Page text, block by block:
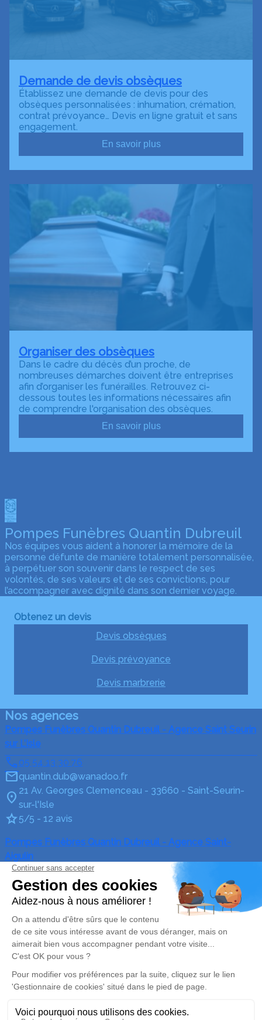
Demande de devis obsèques
Établissez une demande de devis pour des
obsèques personnalisées : inhumation, crémation,
contrat prévoyance… Devis en ligne gratuit et sans
engagement.
En savoir plus
Organiser des obsèques
Dans le cadre du décès d’un proche, de
nombreuses démarches doivent être entreprises
afin d’organiser les funérailles. Retrouvez ci-
dessous toutes les informations nécessaires afin
de comprendre l'organisation des obsèques.
En savoir plus
Pompes Funèbres Quantin Dubreuil
Nos équipes vous aident à honorer la mémoire de la
personne défunte de manière totalement personnalisée,
à perpétuer son souvenir dans le respect de ses
volontés, de ses valeurs et de ses convictions, pour
l’accompagner avec dignité dans son dernier voyage.
Obtenez un devis
Devis obsèques
Devis prévoyance
Devis marbrerie
Nos agences
Pompes Funèbres Quantin Dubreuil - Agence Saint Seurin
sur L’Isle
05 54 13 30 76
quantin.dub@wanadoo.fr
21 Av. Georges Clemenceau - 33660 - Saint-Seurin-
sur-l'Isle
5/5 - 12 avis
Pompes Funèbres Quantin Dubreuil - Agence Saint-
Aigulin
05 54 13 21 42
quantin.dub@wanadoo.fr
73 Rue Victor Hugo - 17360 - Saint-Aigulin
4.6/5 - 29 avis
Pompes Funèbres Quantin Dubreuil - Agence Saint-
Médard-de-Guizières
05 54 13 21 97
quantin.dub@wanadoo.fr
Guizières